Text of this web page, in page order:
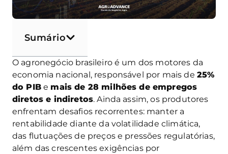
Sumário
O agronegócio brasileiro é um dos motores da
economia nacional, responsável por mais de 25%
do PIBe mais de 28 milhões de empregos
diretos e indiretos. Ainda assim, os produtores
enfrentam desafios recorrentes: manter a
rentabilidade diante da volatilidade climática,
das flutuações de preços e pressões regulatórias,
além das crescentes exigências por